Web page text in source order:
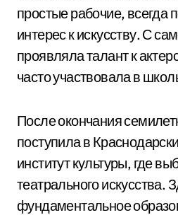
простые рабочие, всегда
интерес к искусству. С
проявляла талант к
часто участвовала в
После окончания
поступила в
институт культуры, где
театрального искусства.
фундаментальное